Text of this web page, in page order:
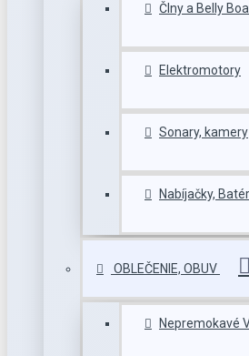
Člny a Belly
Elektromotory
Sonary, kamery
Nabíjačky,
OBLEČENIE, OBUV
Nepremokavé